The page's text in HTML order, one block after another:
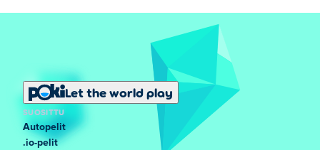
Let the world play
SUOSITTU
Autopelit
.io-pelit